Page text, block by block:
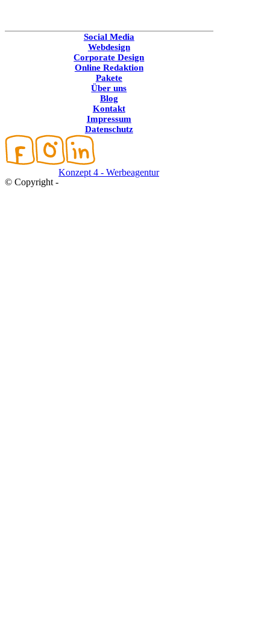
Social Media
Webdesign
Corporate Design
Online Redaktion
Pakete
Über uns
Blog
Kontakt
Impressum
Datenschutz
© Copyright -
Konzept 4 - Werbeagentur